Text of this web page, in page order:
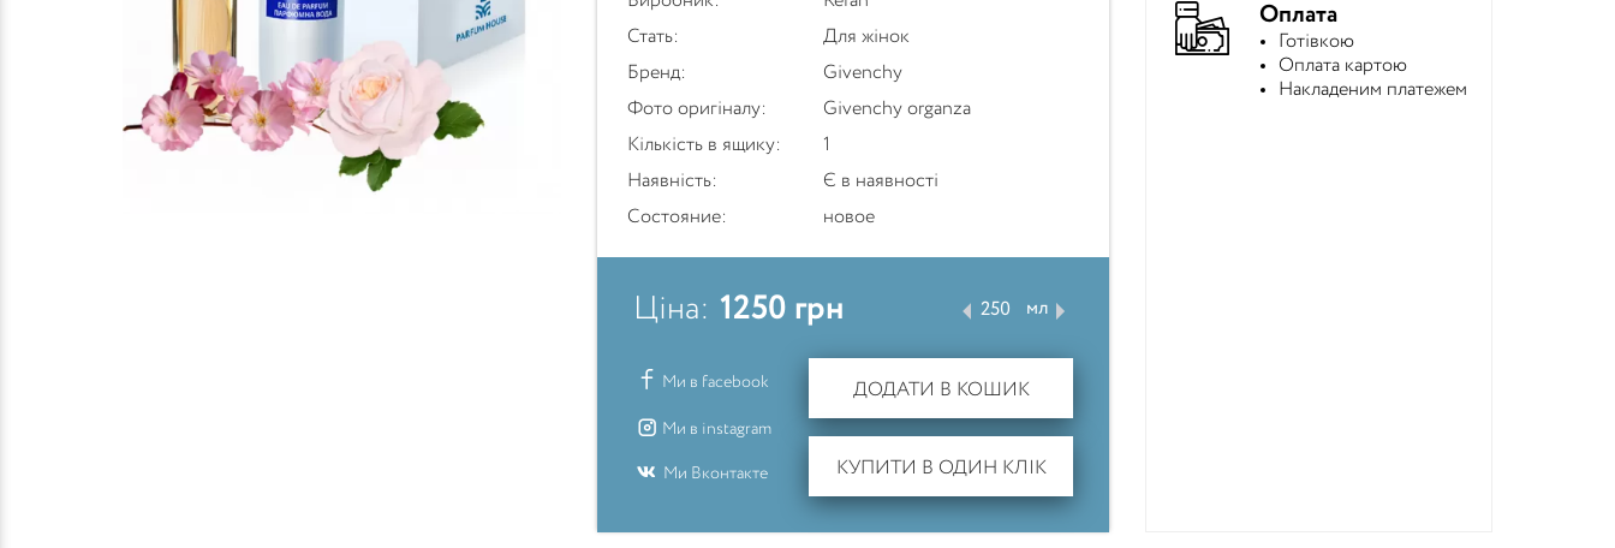
Стать:
Для жінок
Бренд:
Givenchy
Фото оригіналу:
Givenchy organza
Кількість в ящику:
1
Наявність:
Є в наявності
Состояние:
новое
Ціна: 1250 грн мл
Ми в facebook
Ми в instagram
Ми Вконтакте
ДОДАТИ В КОШИК
КУПИТИ В ОДИН КЛІК
Оплата
Готівкою
Оплата картою
Накладеним платежем